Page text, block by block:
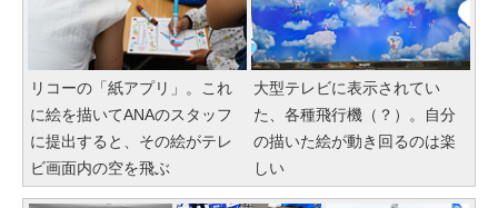
リコーの「紙アプリ」。これ
に絵を描いてANAのスタッフ
に提出すると、その絵がテレ
ビ画面内の空を飛ぶ
大型テレビに表示されてい
た、各種飛行機（？）。自分
の描いた絵が動き回るのは楽
しい